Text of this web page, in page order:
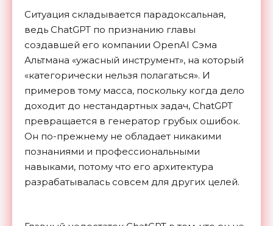
Ситуация складывается парадоксальная,
ведь ChatGPT по признанию главы
создавшей его компании OpenAI Сэма
Альтмана «ужасный инструмент», на который
«категорически нельзя полагаться». И
примеров тому масса, поскольку когда дело
доходит до нестандартных задач, ChatGPT
превращается в генератор грубых ошибок.
Он по-прежнему не обладает никакими
познаниями и профессиональными
навыками, потому что его архитектура
разрабатывалась совсем для других целей.